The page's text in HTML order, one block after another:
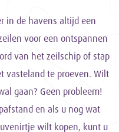
in de havens altijd een
voor een ontspannen
van het zeilschip of stap
vasteland te proeven. Wilt
gaan? Geen probleem!
en als u nog wat
wilt kopen, kunt u